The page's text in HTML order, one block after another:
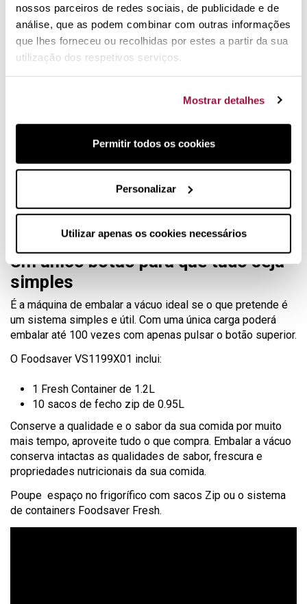
nossos parceiros de redes sociais, de publicidade e de
análise, que as podem combinar com outras informações
que lhes forneceu ou recolhidas por estes a partir da sua
utilização dos respetivos serviços.
Mostrar detalhes
Permitir todos os cookies
Personalizar
Utilizar apenas os cookies necessários
carga.
Base de carga incluída
Compatível sacos com fecho zip e os recipientes
Um único botão para que tudo seja
simples
É a máquina de embalar a vácuo ideal se o que pretende é
um sistema simples e útil. Com uma única carga poderá
embalar até 100 vezes com apenas pulsar o botão superior.
O Foodsaver VS1199X01 inclui:
1 Fresh Container de 1.2L
10 sacos de fecho zip de 0.95L
Conserve a qualidade e o sabor da sua comida por muito
mais tempo, aproveite tudo o que compra. Embalar a vácuo
conserva intactas as qualidades de sabor, frescura e
propriedades nutricionais da sua comida.
Poupe espaço no frigorífico com sacos Zip ou o sistema
de containers Foodsaver Fresh.